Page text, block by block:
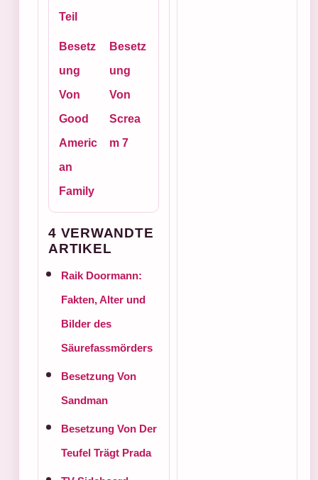
Teil
Besetz
ung
Von
Good
Americ
an
Family
Besetz
ung
Von
Screa
m 7
4 VERWANDTE
ARTIKEL
Raik Doormann:
Fakten, Alter und
Bilder des
Säurefassmörders
Besetzung Von
Sandman
Besetzung Von Der
Teufel Trägt Prada